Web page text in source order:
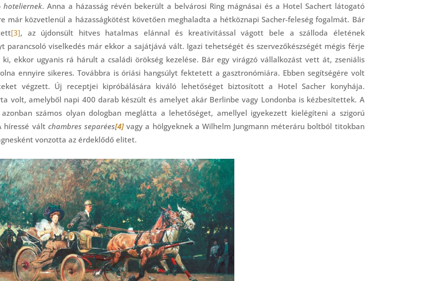
hoteliernek. Anna a házasság révén bekerült a belvárosi Ring mágnásai és a Hotel Sachert látogató
már közvetlenül a házasságkötést követően meghaladta a hétköznapi Sacher-feleség fogalmát. Bár
[3], az újdonsült hitves hatalmas elánnal és kreativitással vágott bele a szálloda életének
parancsoló viselkedés már ekkor a sajátjává vált. Igazi tehetségét és szervezőkészségét mégis férje
ekkor ugyanis rá hárult a családi örökség kezelése. Bár egy virágzó vállalkozást vett át, zseniális
ennyire sikeres. Továbbra is óriási hangsúlyt fektetett a gasztronómiára. Ebben segítségére volt
végzett. Új receptjei kipróbálására kiváló lehetőséget biztosított a Hotel Sacher konyhája.
volt, amelyből napi 400 darab készült és amelyet akár Berlinbe vagy Londonba is kézbesítettek. A
számos olyan dologban meglátta a lehetőséget, amellyel igyekezett kielégíteni a szigorú
híressé vált chambres separées[4]vagy a hölgyeknek a Wilhelm Jungmann méteráru boltból titokban
vonzotta az érdeklődő elitet.